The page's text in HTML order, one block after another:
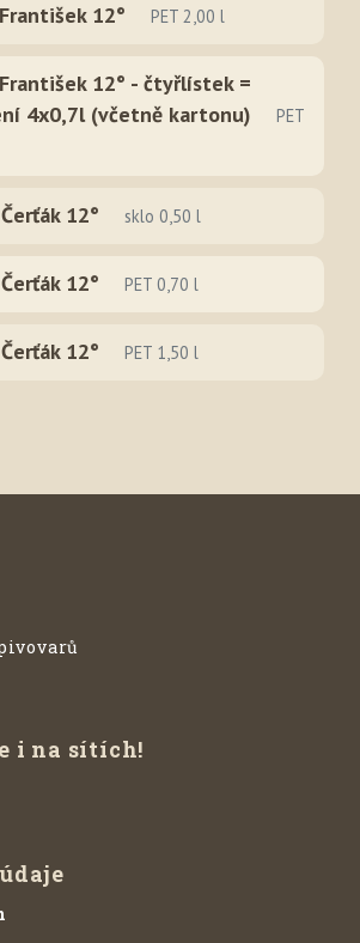
12° PET 2,00 l
12° - čtyřlístek =
4x0,7l (včetně kartonu)
PET
12° sklo 0,50 l
12° PET 0,70 l
12° PET 1,50 l
i na sítích!